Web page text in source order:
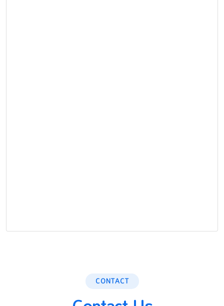
CONTACT